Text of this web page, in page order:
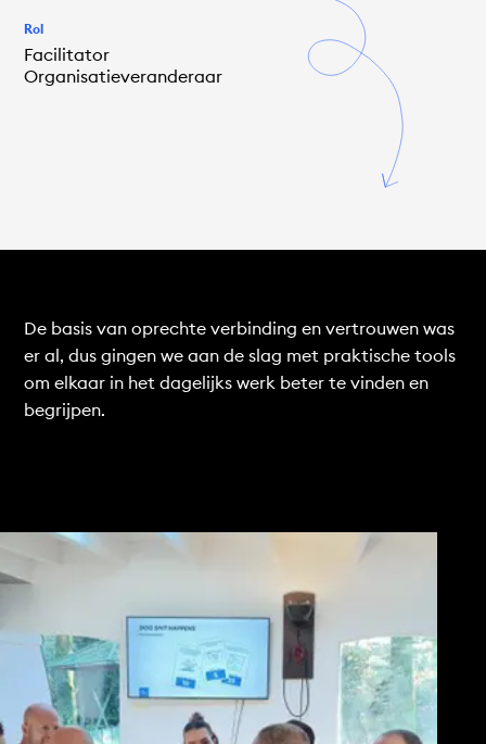
Rol
Facilitator
Organisatieveranderaar
De basis van oprechte verbinding en vertrouwen was
er al, dus gingen we aan de slag met praktische tools
om elkaar in het dagelijks werk beter te vinden en
begrijpen.